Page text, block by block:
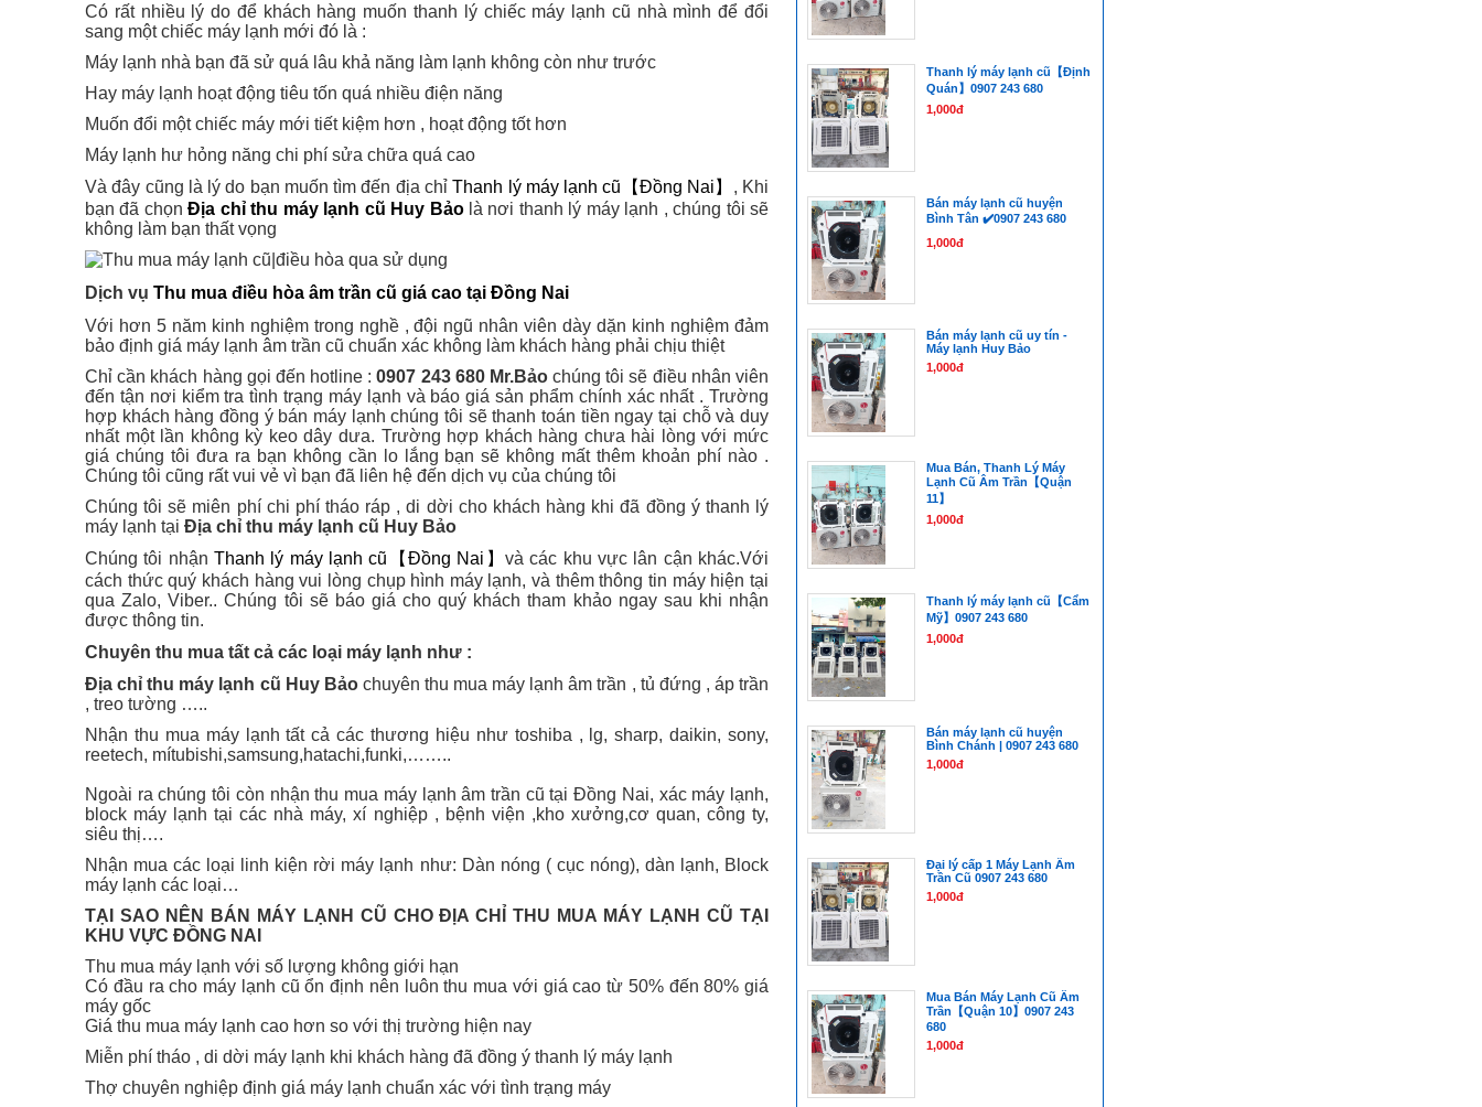
Có rất nhiều lý do để khách hàng muốn thanh lý chiếc máy lạnh cũ nhà mình để đổi
sang một chiếc máy lạnh mới đó là :
Máy lạnh nhà bạn đã sử quá lâu khả năng làm lạnh không còn như trước
Hay máy lạnh hoạt động tiêu tốn quá nhiều điện năng
Muốn đổi một chiếc máy mới tiết kiệm hơn , hoạt động tốt hơn
Máy lạnh hư hỏng năng chi phí sửa chữa quá cao
Và đây cũng là lý do bạn muốn tìm đến địa chỉThanh lý máy lạnh cũ【Đồng Nai】 , Khi
bạn đã chọnĐịa chỉ thu máy lạnh cũ Huy Bảolà nơi thanh lý máy lạnh , chúng tôi sẽ
không làm bạn thất vọng
Dịch vụ Thu mua điều hòa âm trần cũ giá cao tại Đồng Nai
Với hơn 5 năm kinh nghiệm trong nghề , đội ngũ nhân viên dày dặn kinh nghiệm đảm
bảo định giá máy lạnh âm trần cũ chuẩn xác không làm khách hàng phải chịu thiệt
Chỉ cần khách hàng gọi đến hotline :0907 243 680 Mr.Bảochúng tôi sẽ điều nhân viên
đến tận nơi kiểm tra tình trạng máy lạnh và báo giá sản phẩm chính xác nhất . Trường
hợp khách hàng đồng ý bán máy lạnh chúng tôi sẽ thanh toán tiền ngay tại chỗ và duy
nhất một lần không kỳ keo dây dưa. Trường hợp khách hàng chưa hài lòng với mức
giá chúng tôi đưa ra bạn không cần lo lắng bạn sẽ không mất thêm khoản phí nào .
Chúng tôi cũng rất vui vẻ vì bạn đã liên hệ đến dịch vụ của chúng tôi
Chúng tôi sẽ miên phí chi phí tháo ráp , di dời cho khách hàng khi đã đồng ý thanh lý
máy lạnh tại Địa chỉ thu máy lạnh cũ Huy Bảo
Chúng tôi nhận Thanh lý máy lạnh cũ【Đồng Nai】 và các khu vực lân cận khác.Với
cách thức quý khách hàng vui lòng chụp hình máy lạnh, và thêm thông tin máy hiện tại
qua Zalo, Viber.. Chúng tôi sẽ báo giá cho quý khách tham khảo ngay sau khi nhận
được thông tin.
Chuyên thu mua tất cả các loại máy lạnh như :
Địa chỉ thu máy lạnh cũ Huy Bảochuyên thu mua máy lạnh âm trần , tủ đứng , áp trần
, treo tường …..
Nhận thu mua máy lạnh tất cả các thương hiệu như toshiba , lg, sharp, daikin, sony,
reetech, mítubishi,samsung,hatachi,funki,……..
Ngoài ra chúng tôi còn nhận thu mua máy lạnh âm trần cũ tại Đồng Nai, xác máy lạnh,
block máy lạnh tại các nhà máy, xí nghiệp , bệnh viện ,kho xưởng,cơ quan, công ty,
siêu thị….
Nhận mua các loại linh kiện rời máy lạnh như: Dàn nóng ( cục nóng), dàn lạnh, Block
máy lạnh các loại…
TẠI SAO NÊN BÁN MÁY LẠNH CŨ CHO ĐỊA CHỈ THU MUA MÁY LẠNH CŨ TẠI
KHU VỰC ĐỒNG NAI
Thu mua máy lạnh với số lượng không giới hạn
Có đầu ra cho máy lạnh cũ ổn định nên luôn thu mua với giá cao từ 50% đến 80% giá
máy gốc
Giá thu mua máy lạnh cao hơn so với thị trường hiện nay
Miễn phí tháo , di dời máy lạnh khi khách hàng đã đồng ý thanh lý máy lạnh
Thợ chuyên nghiệp định giá máy lạnh chuẩn xác với tình trạng máy
Thanh lý máy lạnh cũ【Định
Quán】0907 243 680
1,000đ
Bán máy lạnh cũ huyện
Bình Tân ✔️0907 243 680
1,000đ
Bán máy lạnh cũ uy tín -
Máy lạnh Huy Bảo
1,000đ
Mua Bán, Thanh Lý Máy
Lạnh Cũ Âm Trần【Quận
11】
1,000đ
Thanh lý máy lạnh cũ【Cẩm
Mỹ】0907 243 680
1,000đ
Bán máy lạnh cũ huyện
Bình Chánh | 0907 243 680
1,000đ
Đại lý cấp 1 Máy Lạnh Âm
Trần Cũ 0907 243 680
1,000đ
Mua Bán Máy Lạnh Cũ Âm
Trần【Quận 10】0907 243
680
1,000đ